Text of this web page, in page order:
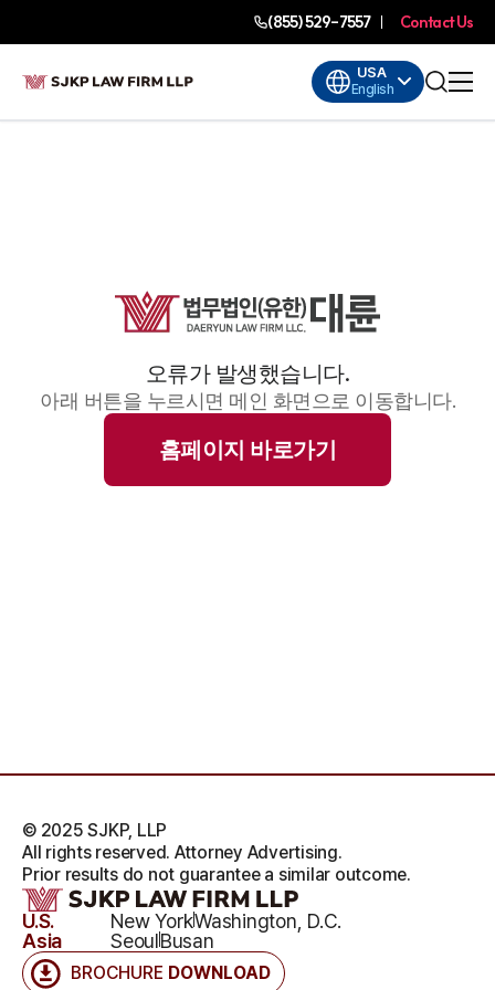
(855) 529-7557 Contact Us
USA
English
오류가 발생했습니다.
아래 버튼을 누르시면 메인 화면으로 이동합니다.
홈페이지 바로가기
BROCHURE DOWNLOAD
U.S. New YorkWashington, D.C.
Asia
SeoulBusan
© 2025 SJKP, LLP
All rights reserved. Attorney Advertising.
Prior results do not guarantee a similar outcome.